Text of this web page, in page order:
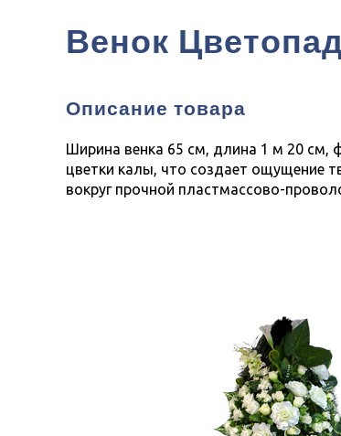
Венок
Описание товара
Ширина венка 65 см, длина 1 м 20 см,
цветки калы, что создает ощущение
вокруг прочной пластмассово-